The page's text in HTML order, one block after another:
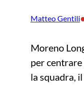
Matteo Gentili
Moreno
per
la squadra,